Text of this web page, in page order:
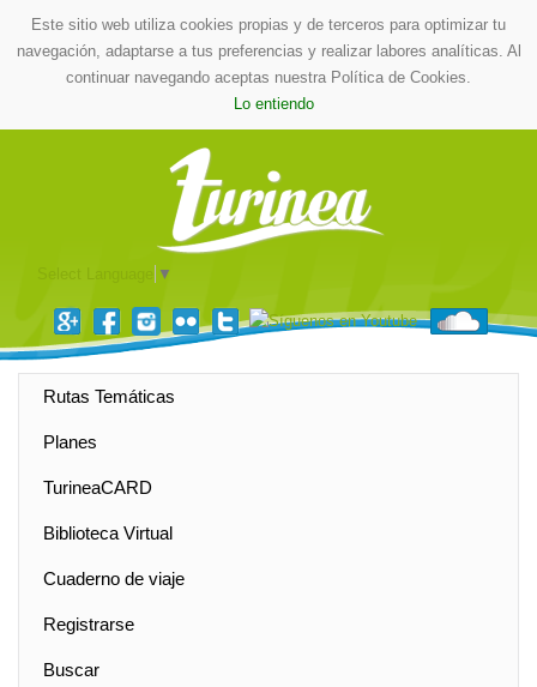
Este sitio web utiliza cookies propias y de terceros para optimizar tu
navegación, adaptarse a tus preferencias y realizar labores analíticas. Al
continuar navegando aceptas nuestra Política de Cookies.
Lo entiendo
▼
Rutas Temáticas
Planes
TurineaCARD
Biblioteca Virtual
Cuaderno de viaje
Registrarse
Buscar